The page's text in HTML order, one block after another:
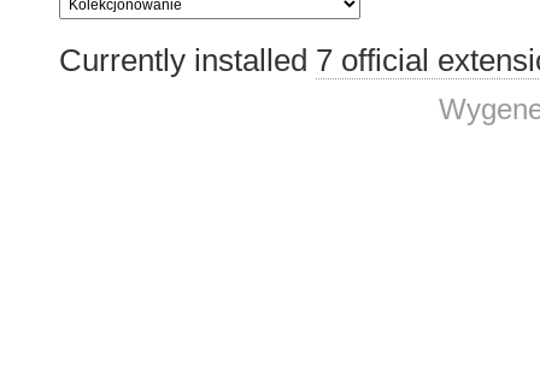
Currently installed 7 official